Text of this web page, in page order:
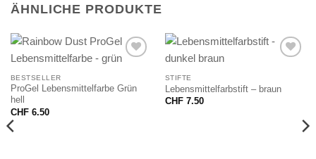
ÄHNLICHE PRODUKTE
BESTSELLER
ProGel Lebensmittelfarbe Grün
hell
CHF6.50
STIFTE
Lebensmittelfarbstift – braun
CHF7.50